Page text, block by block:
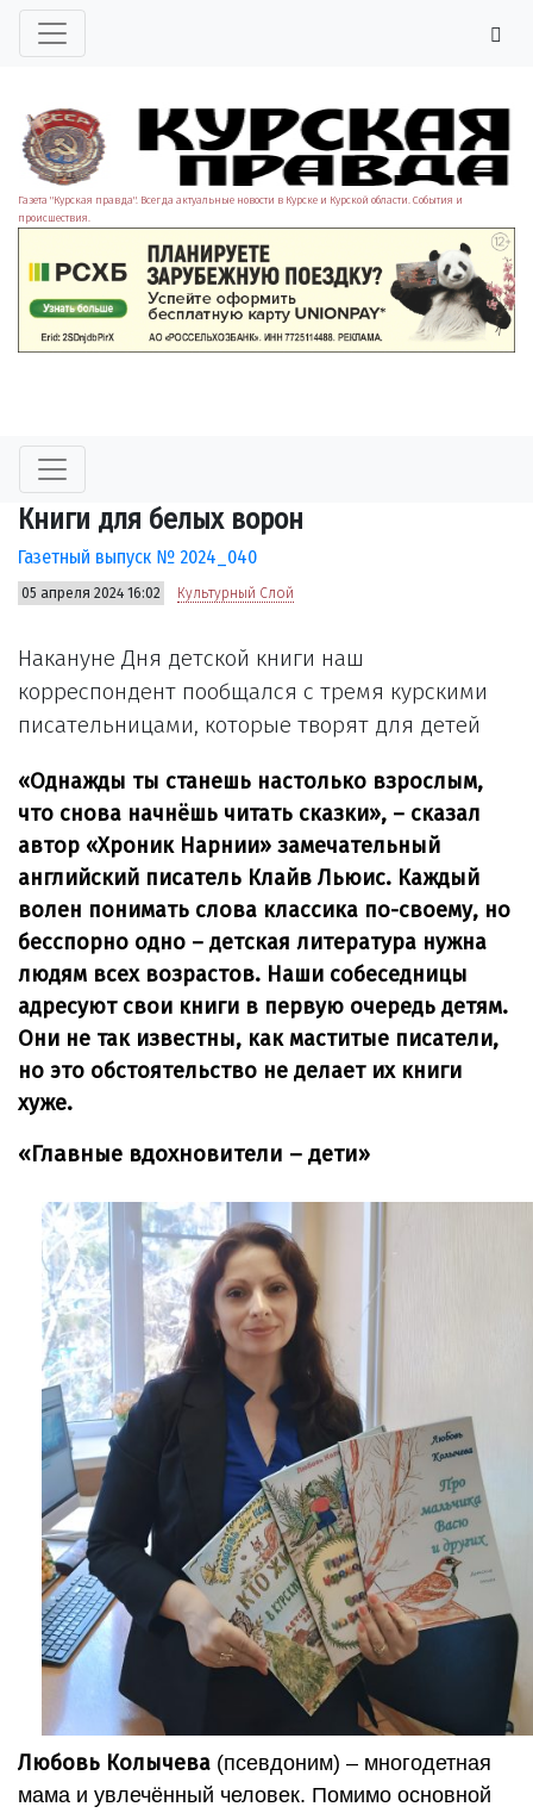
Газета "Курская правда". Всегда актуальные новости в Курске и Курской области. События и
происшествия.
Книги для белых ворон
Газетный выпуск № 2024_040
05 апреля 2024 16:02 Культурный Слой
Накануне Дня детской книги наш
корреспондент пообщался с тремя курскими
писательницами, которые творят для детей
«Однажды ты станешь настолько взрослым,
что снова начнёшь читать сказки», – сказал
автор «Хроник Нарнии» замечательный
английский писатель Клайв Льюис. Каждый
волен понимать слова классика по-своему, но
бесспорно одно – детская литература нужна
людям всех возрастов. Наши собеседницы
адресуют свои книги в первую очередь детям.
Они не так известны, как маститые писатели,
но это обстоятельство не делает их книги
хуже.
«Главные вдохновители – дети»
Любовь Колычева (псевдоним) – многодетная
мама и увлечённый человек. Помимо основной